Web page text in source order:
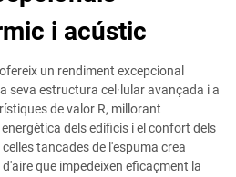
i acústic
un rendiment excepcional
seva estructura cel·lular avançada i a
de valor R, millorant
dels edificis i el confort dels
tancades de l'espuma crea
que impedeixen eficaçment la